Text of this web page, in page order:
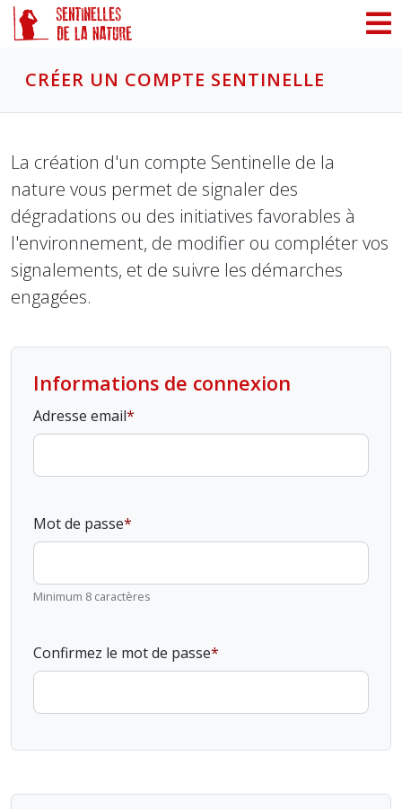
CRÉER UN COMPTE SENTINELLE
La création d'un compte Sentinelle de la
nature vous permet de signaler des
dégradations ou des initiatives favorables à
l'environnement, de modifier ou compléter vos
signalements, et de suivre les démarches
engagées.
Informations de connexion
Adresse email
Mot de passe
Minimum 8 caractères
Confirmez le mot de passe
Panneau de gestion des cookies